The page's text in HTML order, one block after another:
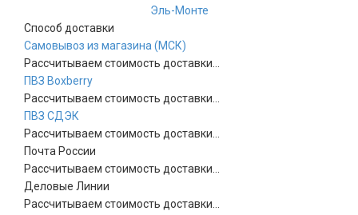
Эль-Монте
Способ доставки
Самовывоз из магазина (МСК)
Рассчитываем стоимость доставки...
ПВЗ Boxberry
Рассчитываем стоимость доставки...
ПВЗ СДЭК
Рассчитываем стоимость доставки...
Почта России
Рассчитываем стоимость доставки...
Деловые Линии
Рассчитываем стоимость доставки...